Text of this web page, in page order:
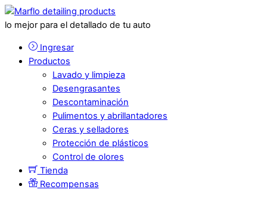
lo mejor para el detallado de tu auto
Ingresar
Productos
Lavado y limpieza
Desengrasantes
Descontaminación
Pulimentos y abrillantadores
Ceras y selladores
Protección de plásticos
Control de olores
Tienda
Recompensas